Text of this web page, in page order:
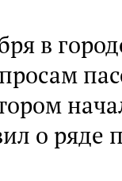
в
о ряде